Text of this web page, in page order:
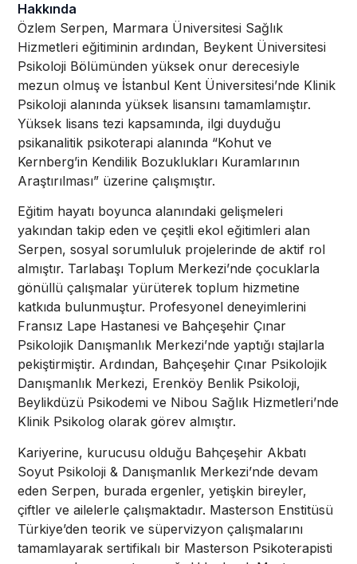
Hakkında
Özlem Serpen, Marmara Üniversitesi Sağlık
Hizmetleri eğitiminin ardından, Beykent Üniversitesi
Psikoloji Bölümünden yüksek onur derecesiyle
mezun olmuş ve İstanbul Kent Üniversitesi’nde Klinik
Psikoloji alanında yüksek lisansını tamamlamıştır.
Yüksek lisans tezi kapsamında, ilgi duyduğu
psikanalitik psikoterapi alanında “Kohut ve
Kernberg’in Kendilik Bozuklukları Kuramlarının
Araştırılması” üzerine çalışmıştır.
Eğitim hayatı boyunca alanındaki gelişmeleri
yakından takip eden ve çeşitli ekol eğitimleri alan
Serpen, sosyal sorumluluk projelerinde de aktif rol
almıştır. Tarlabaşı Toplum Merkezi’nde çocuklarla
gönüllü çalışmalar yürüterek toplum hizmetine
katkıda bulunmuştur. Profesyonel deneyimlerini
Fransız Lape Hastanesi ve Bahçeşehir Çınar
Psikolojik Danışmanlık Merkezi’nde yaptığı stajlarla
pekiştirmiştir. Ardından, Bahçeşehir Çınar Psikolojik
Danışmanlık Merkezi, Erenköy Benlik Psikoloji,
Beylikdüzü Psikodemi ve Nibou Sağlık Hizmetleri’nde
Klinik Psikolog olarak görev almıştır.
Kariyerine, kurucusu olduğu Bahçeşehir Akbatı
Soyut Psikoloji & Danışmanlık Merkezi’nde devam
eden Serpen, burada ergenler, yetişkin bireyler,
çiftler ve ailelerle çalışmaktadır. Masterson Enstitüsü
Türkiye’den teorik ve süpervizyon çalışmalarını
tamamlayarak sertifikalı bir Masterson Psikoterapisti